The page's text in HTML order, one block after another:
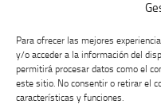
Para ofrecer las mejores
y/o acceder a la información del
permitirá procesar datos como el
este sitio. No consentir o retirar el
características y funciones.